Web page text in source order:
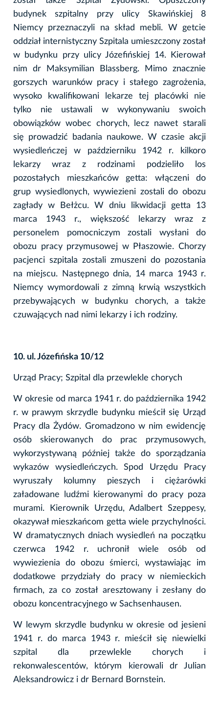
budynek szpitalny przy ulicy Skawińskiej 8
Niemcy przeznaczyli na skład mebli. W getcie
oddział internistyczny Szpitala umieszczony został
w budynku przy ulicy Józefińskiej 14. Kierował
nim dr Maksymilian Blassberg. Mimo znacznie
gorszych warunków pracy i stałego zagrożenia,
wysoko kwalifikowani lekarze tej placówki nie
tylko nie ustawali w wykonywaniu swoich
obowiązków wobec chorych, lecz nawet starali
się prowadzić badania naukowe. W czasie akcji
wysiedleńczej w październiku 1942 r. kilkoro
lekarzy wraz z rodzinami podzieliło los
pozostałych mieszkańców getta: włączeni do
grup wysiedlonych, wywiezieni zostali do obozu
zagłady w Bełżcu. W dniu likwidacji getta 13
marca 1943 r., większość lekarzy wraz z
personelem pomocniczym zostali wysłani do
obozu pracy przymusowej w Płaszowie. Chorzy
pacjenci szpitala zostali zmuszeni do pozostania
na miejscu. Następnego dnia, 14 marca 1943 r.
Niemcy wymordowali z zimną krwią wszystkich
przebywających w budynku chorych, a także
czuwających nad nimi lekarzy i ich rodziny.
10. ul. Józefińska 10/12
Urząd Pracy; Szpital dla przewlekle chorych
W okresie od marca 1941 r. do października 1942
r. w prawym skrzydle budynku mieścił się Urząd
Pracy dla Żydów. Gromadzono w nim ewidencję
osób skierowanych do prac przymusowych,
wykorzystywaną później także do sporządzania
wykazów wysiedleńczych. Spod Urzędu Pracy
wyruszały kolumny pieszych i ciężarówki
załadowane ludźmi kierowanymi do pracy poza
murami. Kierownik Urzędu, Adalbert Szeppesy,
okazywał mieszkańcom getta wiele przychylności.
W dramatycznych dniach wysiedleń na początku
czerwca 1942 r. uchronił wiele osób od
wywiezienia do obozu śmierci, wystawiając im
dodatkowe przydziały do pracy w niemieckich
firmach, za co został aresztowany i zesłany do
obozu koncentracyjnego w Sachsenhausen.
W lewym skrzydle budynku w okresie od jesieni
1941 r. do marca 1943 r. mieścił się niewielki
szpital dla przewlekle chorych i
rekonwalescentów, którym kierowali dr Julian
Aleksandrowicz i dr Bernard Bornstein.